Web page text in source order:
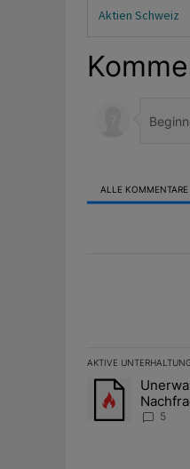
Aktien Schweiz
ALLE KOMMENTARE
AKTIVE
Das Folgende
Ein Trendartikel
5